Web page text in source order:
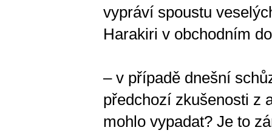
vypráví spoustu
Harakiri v obchodním
– v případě dnešní
předchozí zkušenosti z
mohlo vypadat? Je to